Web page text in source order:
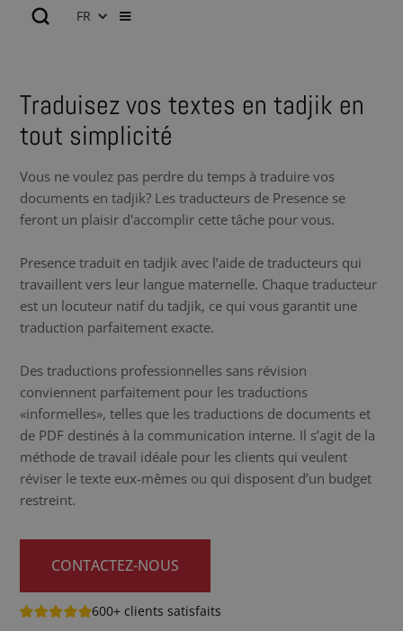
FR
Traduisez vos textes en tadjik en
tout simplicité
Vous ne voulez pas perdre du temps à traduire vos
documents en tadjik? Les traducteurs de Presence se
feront un plaisir d'accomplir cette tâche pour vous.
Presence traduit en tadjik avec l’aide de traducteurs qui
travaillent vers leur langue maternelle. Chaque traducteur
est un locuteur natif du tadjik, ce qui vous garantit une
traduction parfaitement exacte.
Des traductions professionnelles sans révision
conviennent parfaitement pour les traductions
«informelles», telles que les traductions de documents et
de PDF destinés à la communication interne. Il s’agit de la
méthode de travail idéale pour les clients qui veulent
réviser le texte eux-mêmes ou qui disposent d’un budget
restreint.
CONTACTEZ-NOUS
600+ clients satisfaits